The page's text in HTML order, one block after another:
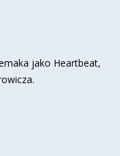
jako Heartbeat,